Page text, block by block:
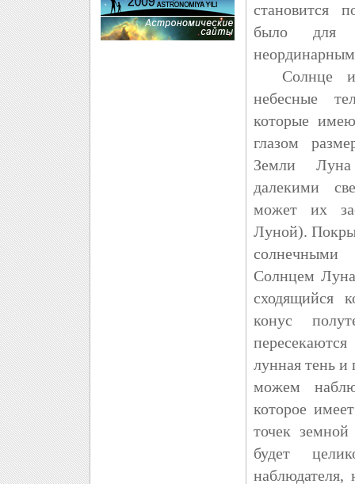
становится
было для
Солнце и
небесные
которые
глазом
Земли
далекими
может их
Луной).
солнечными
Солнцем Луна
сходящийся
конус
лунная тень
можем
которое
точек
будет
наблюдателя,